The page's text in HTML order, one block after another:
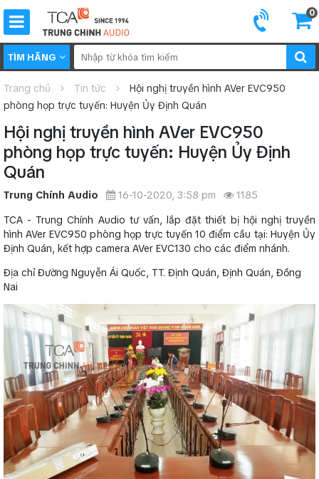
0
TÌM HÃNG
Trang chủ Tin tức
Hội nghị truyền hình AVer EVC950
phòng họp trực tuyến: Huyện Ủy Định Quán
Hội nghị truyền hình AVer EVC950
phòng họp trực tuyến: Huyện Ủy Định
Quán
Trung Chính Audio 16-10-2020, 3:58 pm
1185
TCA - Trung Chính Audio tư vấn, lắp đặt thiết bị hội nghị truyền
hình AVer EVC950 phòng họp trực tuyến 10 điểm cầu tại: Huyện Ủy
Định Quán, kết hợp camera AVer EVC130 cho các điểm nhánh.
Địa chỉ Đường Nguyễn Ái Quốc, TT. Định Quán, Định Quán, Đồng
Nai